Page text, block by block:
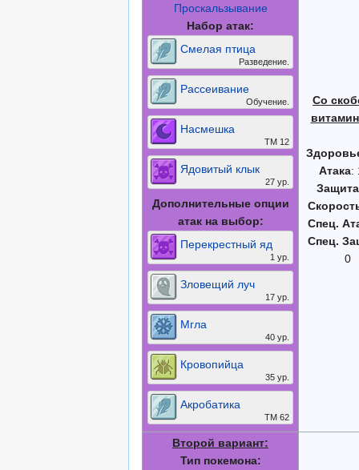
Проскальзывание
Набор атак:
Смелая птица
Разведение.
Рассеивание
Обучение.
Насмешка
ТМ 12
Ядовитый клык
27 ур.
Дополнительные опции
атак на выбор:
Перекрестный яд
1 ур.
Зловещий луч
17 ур.
Мгла
40 ур.
Кровопийца
35 ур.
Акробатика
ТМ 62
Со
Атака:
Защита
Спец.
Спец.
0
Второй вариант:
Тип покемона: